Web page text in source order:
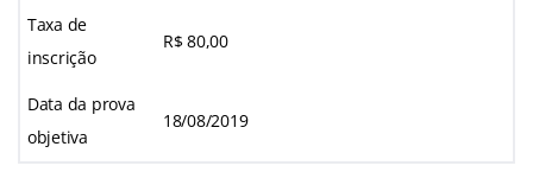
Taxa de
inscrição
R$ 80,00
Data da prova
objetiva
18/08/2019